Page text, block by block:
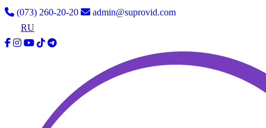
(073) 260-20-20
admin@suprovid.com
RU